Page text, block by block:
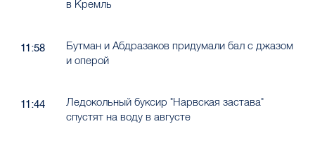
в Кремль
11:58
Бутман и Абдразаков придумали бал с джазом
и оперой
11:44
Ледокольный буксир "Нарвская застава"
спустят на воду в августе